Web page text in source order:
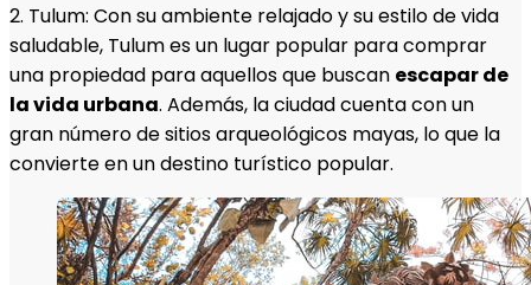
2. Tulum: Con su ambiente relajado y su estilo de vida
saludable, Tulum es un lugar popular para comprar
una propiedad para aquellos que buscan escapar de
la vida urbana. Además, la ciudad cuenta con un
gran número de sitios arqueológicos mayas, lo que la
convierte en un destino turístico popular.